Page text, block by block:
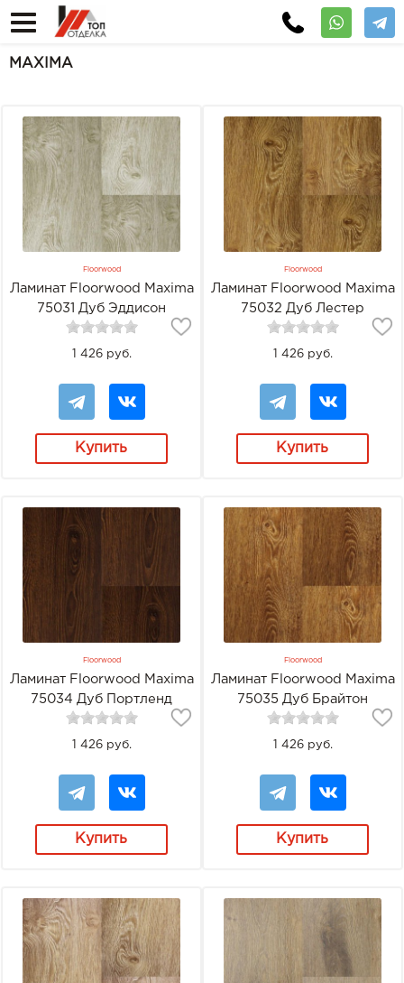
MAXIMA
Floorwood
Ламинат Floorwood Maxima
75031 Дуб Эддисон
1 426 руб.
Купить
Floorwood
Ламинат Floorwood Maxima
75032 Дуб Лестер
1 426 руб.
Купить
Floorwood
Ламинат Floorwood Maxima
75034 Дуб Портленд
1 426 руб.
Купить
Floorwood
Ламинат Floorwood Maxima
75035 Дуб Брайтон
1 426 руб.
Купить